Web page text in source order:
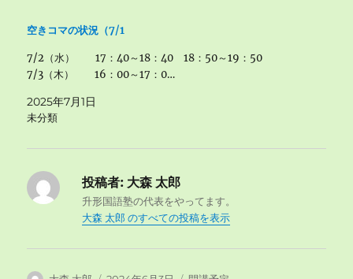
空きコマの状況（7/1
7/2（水） 17：40～18：40 18：50～19：50
7/3（木） 16：00～17：0…
2025年7月1日
未分類
投稿者: 大森 太郎
升形国語塾の代表をやってます。
大森 太郎 のすべての投稿を表示